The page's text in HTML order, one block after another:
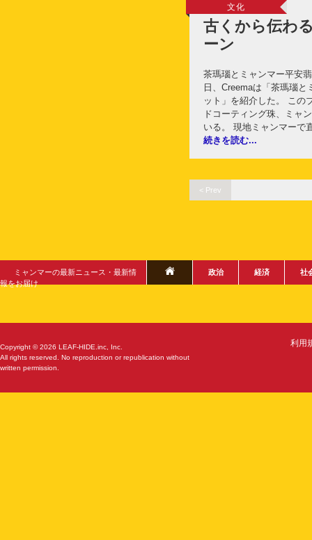
文化
古くから伝わ
ーン
茶瑪瑙とミャンマー平安
日、Creemaは「茶瑪瑙
ット」を紹介した。 この
ドコーティング珠、ミャ
いる。 現地ミャンマーで
続きを読む...
< Prev
ミャンマーの最新ニュース・最新情
報をお届け
政治 経済 社
Copyright © 2026 LEAF-HIDE.inc, Inc.
All rights reserved. No reproduction or republication without
written permission.
利用